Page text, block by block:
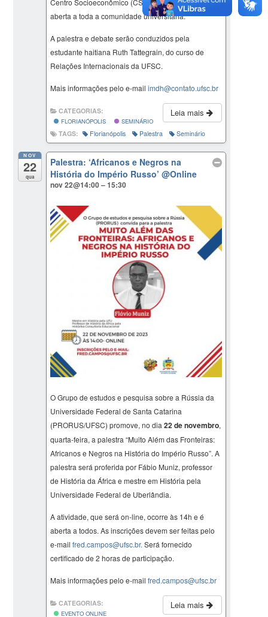
Centro Socioeconômico (CSE), bloco B. A palestra é
aberta a toda a comunidade universitária.
A palestra e debate serão conduzidos pela
estudante haitiana Ruth Tattegrain, do curso de
Relações Internacionais da UFSC.
Mais informações pelo e-mailimdh@contato.ufsc.br
Leia mais
CATEGORIAS:
FLORIANÓPOLIS SEMINÁRIO
TAGS: Florianópolis Palestra Seminário
NOV
22
qua
Palestra: ‘Africanos e Negros na
História do Império Russo’@Online
nov 22@14:00 – 15:30
O Grupo de estudos e pesquisa sobre a Rússia da
Universidade Federal de Santa Catarina
(PRORUS/UFSC) promove, no dia 22 de novembro,
quarta-feira, a palestra “Muito Além das Fronteiras:
Africanos e Negros na História do Império Russo”. A
palestra será proferida por Fábio Muniz, professor
de História da África e mestre em História pela
Universidade Federal de Uberlândia.
A atividade, que será on-line, ocorre às 14h e é
aberta a todos. As inscrições devem ser feitas pelo
e-mailfred.campos@ufsc.br. Será fornecido
certificado de 2 horas de participação.
Mais informações pelo e-mailfred.campos@ufsc.br
Leia mais
CATEGORIAS:
EVENTO ONLINE